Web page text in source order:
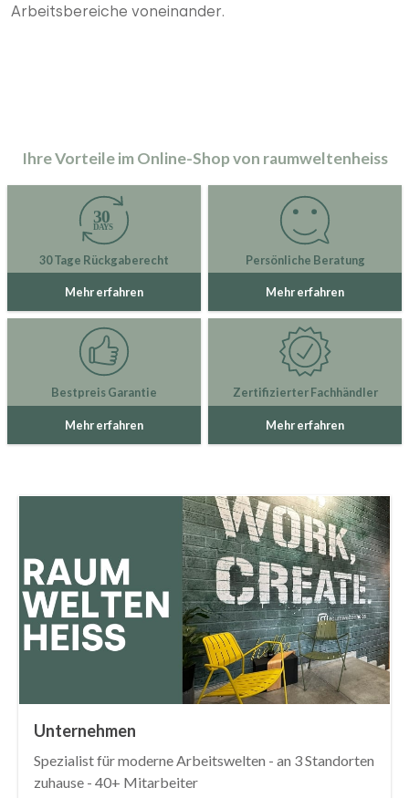
Arbeitsbereiche voneinander.
Ihre Vorteile im Online-Shop von raumweltenheiss
30 Tage Rückgaberecht
Mehr erfahren
Persönliche Beratung
Mehr erfahren
Bestpreis Garantie
Mehr erfahren
Zertifizierter Fachhändler
Mehr erfahren
Unternehmen
Spezialist für moderne Arbeitswelten - an 3 Standorten
zuhause - 40+ Mitarbeiter